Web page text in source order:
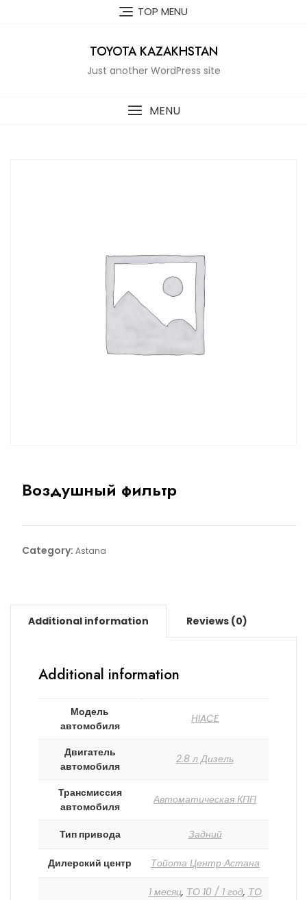
TOP MENU
TOYOTA KAZAKHSTAN
Just another WordPress site
MENU
Воздушный фильтр
Category: Astana
Additional information Reviews (0)
Additional information
Модель
автомобиля
HIACE
Двигатель
автомобиля
2.8 л Дизель
Трансмиссия
автомобиля
Автоматическая КПП
Тип привода Задний
Дилерский центр Тойота Центр Астана
1 месяц, ТО 10 / 1 год, ТО